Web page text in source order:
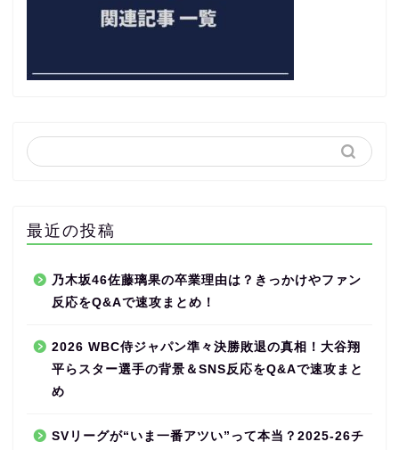
最近の投稿
乃木坂46佐藤璃果の卒業理由は？きっかけやファン
反応をQ&Aで速攻まとめ！
2026 WBC侍ジャパン準々決勝敗退の真相！大谷翔
平らスター選手の背景＆SNS反応をQ&Aで速攻まと
め
SVリーグが“いま一番アツい”って本当？2025-26チ